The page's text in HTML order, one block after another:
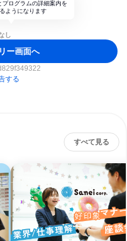
プログラムの詳細案内を
ようになります
し
ー画面へ
する
すべて見る